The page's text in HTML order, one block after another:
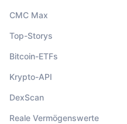
CMC Max
Top-Storys
Bitcoin-ETFs
Krypto-API
DexScan
Reale Vermögenswerte